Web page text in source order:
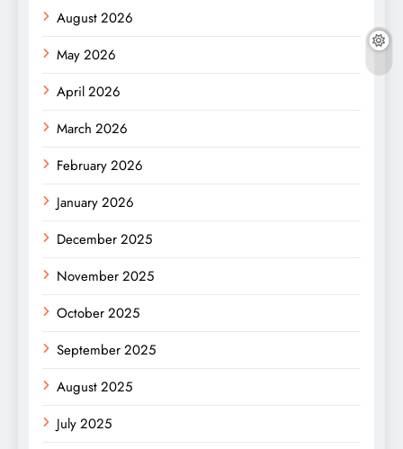
August 2026
May 2026
April 2026
March 2026
February 2026
January 2026
December 2025
November 2025
October 2025
September 2025
August 2025
July 2025